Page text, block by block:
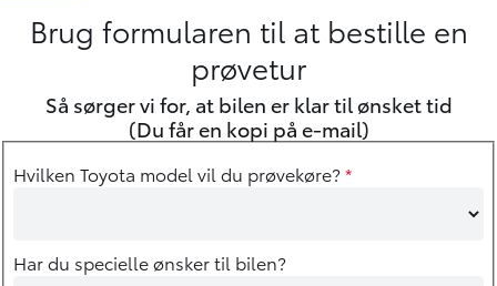
Brug formularen til at bestille en
prøvetur
Så sørger vi for, at bilen er klar til ønsket tid
(Du får en kopi på e-mail)
Hvilken Toyota model vil du prøvekøre?*
Har du specielle ønsker til bilen?